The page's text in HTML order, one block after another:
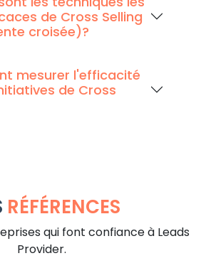
de Cross Selling
croisée)?
mesurer l'efficacité
de Cross
RÉFÉRENCES
qui font confiance à Leads
Provider.